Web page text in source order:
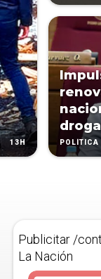
13H POLÍTICA
Publicitar /
La Nación